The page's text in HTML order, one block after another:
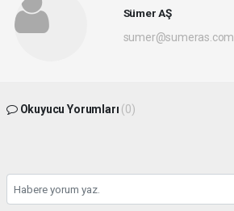
Sümer AŞ
sumer@sumeras.com
Okuyucu Yorumları (0)